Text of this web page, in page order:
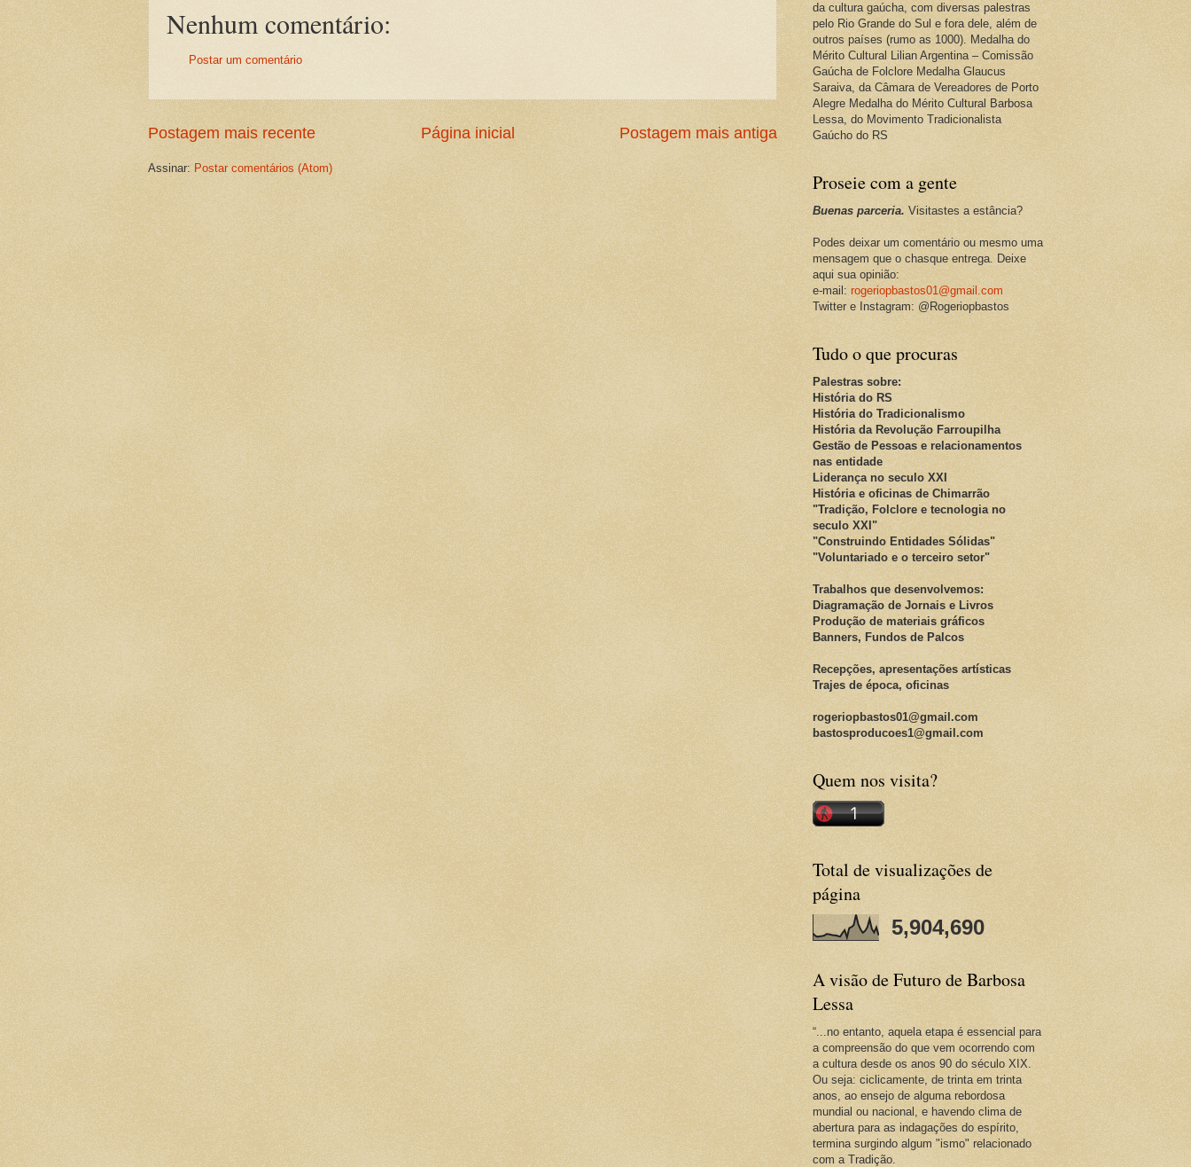
Nenhum comentário:
Postar um comentário
Postagem mais recente Postagem mais antiga
Página inicial
Assinar: Postar comentários (Atom)
da cultura gaúcha, com diversas palestras
pelo Rio Grande do Sul e fora dele, além de
outros países (rumo as 1000). Medalha do
Mérito Cultural Lilian Argentina – Comissão
Gaúcha de Folclore Medalha Glaucus
Saraiva, da Câmara de Vereadores de Porto
Alegre Medalha do Mérito Cultural Barbosa
Lessa, do Movimento Tradicionalista
Gaúcho do RS
Proseie com a gente
Buenas parceria. Visitastes a estância?
Podes deixar um comentário ou mesmo uma
mensagem que o chasque entrega. Deixe
aqui sua opinião:
e-mail: rogeriopbastos01@gmail.com
Twitter e Instagram: @Rogeriopbastos
Tudo o que procuras
Palestras sobre:
História do RS
História do Tradicionalismo
História da Revolução Farroupilha
Gestão de Pessoas e relacionamentos
nas entidade
Liderança no seculo XXI
História e oficinas de Chimarrão
"Tradição, Folclore e tecnologia no
seculo XXI"
"Construindo Entidades Sólidas"
"Voluntariado e o terceiro setor"
Trabalhos que desenvolvemos:
Diagramação de Jornais e Livros
Produção de materiais gráficos
Banners, Fundos de Palcos
Recepções, apresentações artísticas
Trajes de época, oficinas
rogeriopbastos01@gmail.com
bastosproducoes1@gmail.com
Quem nos visita?
Total de visualizações de
página
5,904,690
A visão de Futuro de Barbosa
Lessa
“...no entanto, aquela etapa é essencial para
a compreensão do que vem ocorrendo com
a cultura desde os anos 90 do século XIX.
Ou seja: ciclicamente, de trinta em trinta
anos, ao ensejo de alguma rebordosa
mundial ou nacional, e havendo clima de
abertura para as indagações do espírito,
termina surgindo algum "ismo" relacionado
com a Tradição.